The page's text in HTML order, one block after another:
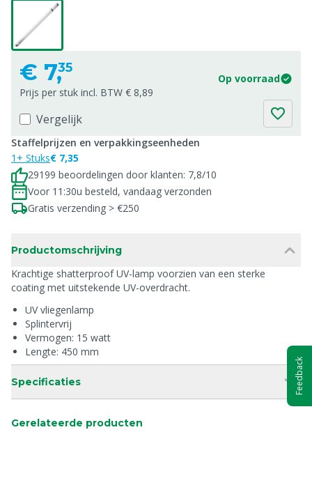
€ 7,35
Op voorraad
Prijs per stuk incl. BTW € 8,89
Vergelijk
Staffelprijzen en verpakkingseenheden
1+ Stuks€ 7,35
29199 beoordelingen door klanten: 7,8/10
Voor 11:30u besteld, vandaag verzonden
Gratis verzending > €250
Productomschrijving
Krachtige shatterproof UV-lamp voorzien van een sterke
coating met uitstekende UV-overdracht.
UV vliegenlamp
Splintervrij
Vermogen: 15 watt
Lengte: 450 mm
Specificaties
Gerelateerde producten
Feedback